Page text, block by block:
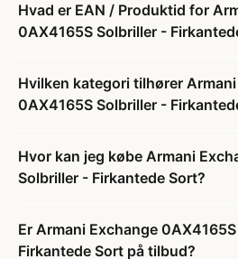
Hvad er EAN / Produktid for
0AX4165S Solbriller -
Hvilken kategori tilhører
0AX4165S Solbriller -
Hvor kan jeg købe Armani
Solbriller - Firkantede Sort?
Er Armani Exchange
Firkantede Sort på tilbud?